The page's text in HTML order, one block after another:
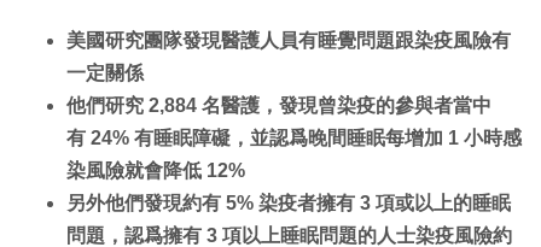
美國研究團隊發現醫護人員有睡覺問題跟染疫風險有
一定關係
他們研究 2,884 名醫護，發現曾染疫的參與者當中
有 24% 有睡眠障礙，並認爲晚間睡眠每增加 1 小時感
染風險就會降低 12%
另外他們發現約有 5% 染疫者擁有 3 項或以上的睡眠
問題，認爲擁有 3 項以上睡眠問題的人士染疫風險約